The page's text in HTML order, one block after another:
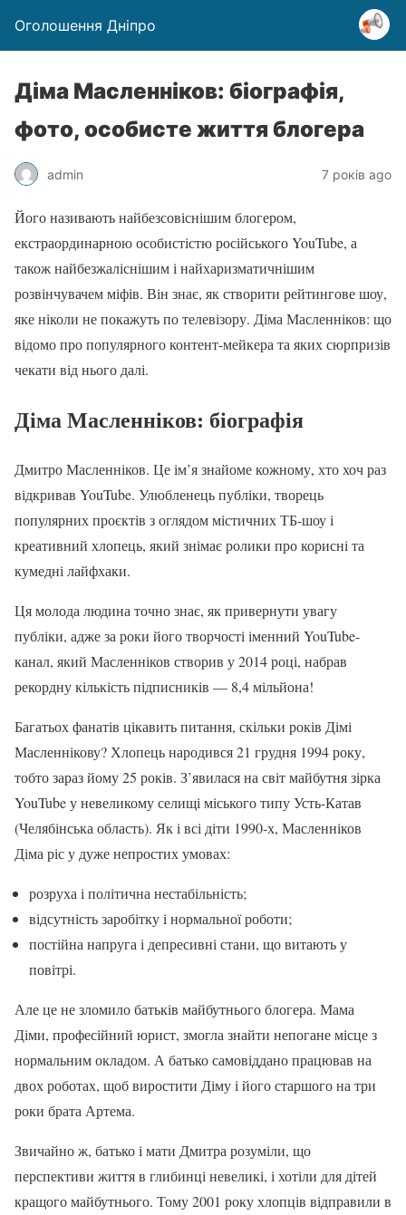
Оголошення Дніпро
Діма Масленніков: біографія,
фото, особисте життя блогера
admin 7 років ago
Його називають найбезсовіснішим блогером,
екстраординарною особистістю російського YouTube, а
також найбезжаліснішим і найхаризматичнішим
розвінчувачем міфів. Він знає, як створити рейтингове шоу,
яке ніколи не покажуть по телевізору. Діма Масленніков: що
відомо про популярного контент-мейкера та яких сюрпризів
чекати від нього далі.
Діма Масленніков: біографія
Дмитро Масленніков. Це ім’я знайоме кожному, хто хоч раз
відкривав YouTube. Улюбленець публіки, творець
популярних проєктів з оглядом містичних ТБ-шоу і
креативний хлопець, який знімає ролики про корисні та
кумедні лайфхаки.
Ця молода людина точно знає, як привернути увагу
публіки, адже за роки його творчості іменний YouTube-
канал, який Масленніков створив у 2014 році, набрав
рекордну кількість підписників — 8,4 мільйона!
Багатьох фанатів цікавить питання, скільки років Дімі
Масленнікову? Хлопець народився 21 грудня 1994 року,
тобто зараз йому 25 років. З’явилася на світ майбутня зірка
YouTube у невеликому селищі міського типу Усть-Катав
(Челябінська область). Як і всі діти 1990-х, Масленніков
Діма ріс у дуже непростих умовах:
розруха і політична нестабільність;
відсутність заробітку і нормальної роботи;
постійна напруга і депресивні стани, що витають у
повітрі.
Але це не зломило батьків майбутнього блогера. Мама
Діми, професійний юрист, змогла знайти непогане місце з
нормальним окладом. А батько самовіддано працював на
двох роботах, щоб виростити Діму і його старшого на три
роки брата Артема.
Звичайно ж, батько і мати Дмитра розуміли, що
перспективи життя в глибинці невеликі, і хотіли для дітей
кращого майбутнього. Тому 2001 року хлопців відправили в